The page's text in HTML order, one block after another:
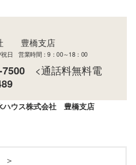
社 豊橋支店
祝日 営業時間：9：00～18：00
<通話料無料電
ハウス株式会社 豊橋支店
＞